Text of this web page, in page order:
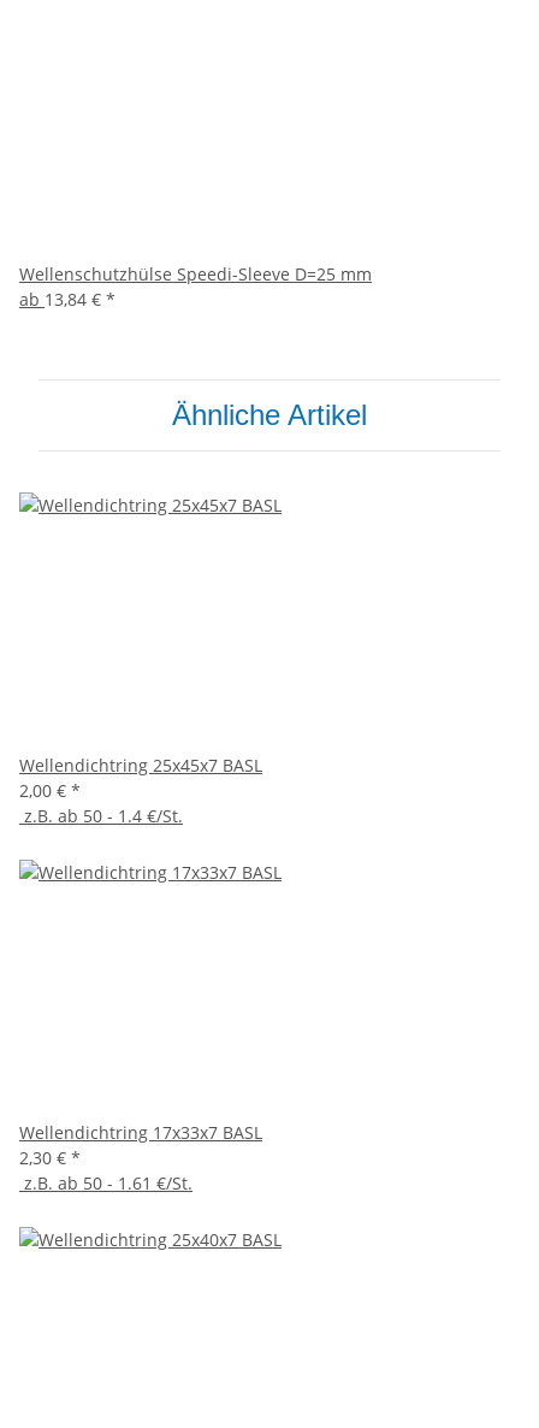
Wellenschutzhülse Speedi-Sleeve D=25 mm
ab 13,84 € *
Ähnliche Artikel
Wellendichtring 25x45x7 BASL
2,00 € *
z.B. ab 50 - 1.4 €/St.
Wellendichtring 17x33x7 BASL
2,30 € *
z.B. ab 50 - 1.61 €/St.